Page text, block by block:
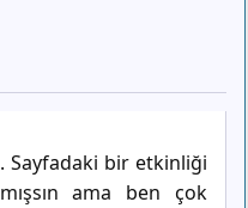
Sayfadaki bir etkinliği
ama ben çok